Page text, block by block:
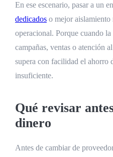
En ese escenario, pasar a un
dedicados o mejor aislamiento
operacional. Porque cuando
campañas, ventas o atención
supera con facilidad el ahorro
insuficiente.
Qué revisar
dinero
Antes de cambiar de